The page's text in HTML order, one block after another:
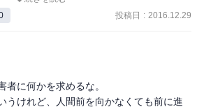
てて、納得してしまった。
原理さんとか読んでる気がする。カモと
たしてないし、考え方も違うけど一蓮托
が、この度は出番が少なかったが。
投稿日 : 2016.12.29
者に何かを求めるな。
うけれど、人間前を向かなくても前に進